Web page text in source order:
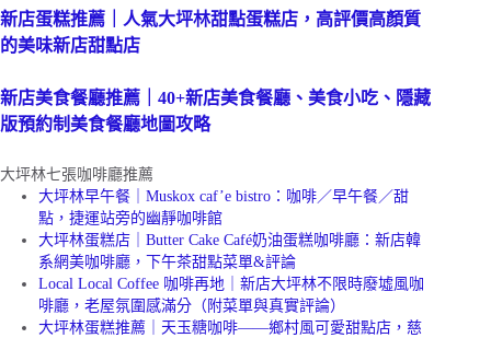
新店蛋糕推薦｜人氣大坪林甜點蛋糕店，高評價高顏質
的美味新店甜點店
新店美食餐廳推薦｜40+新店美食餐廳、美食小吃、隱藏
版預約制美食餐廳地圖攻略
大坪林七張咖啡廳推薦
大坪林早午餐｜Muskox caf’e bistro：咖啡／早午餐／甜
點，捷運站旁的幽靜咖啡館
大坪林蛋糕店｜Butter Cake Café奶油蛋糕咖啡廳：新店韓
系網美咖啡廳，下午茶甜點菜單&評論
Local Local Coffee 咖啡再地｜新店大坪林不限時廢墟風咖
啡廳，老屋氛圍感滿分（附菜單與真實評論）
大坪林蛋糕推薦｜天玉糖咖啡——鄉村風可愛甜點店，慈